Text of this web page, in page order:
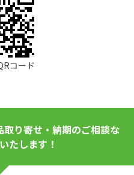
コード
り寄せ・納期のご相談な
たします！